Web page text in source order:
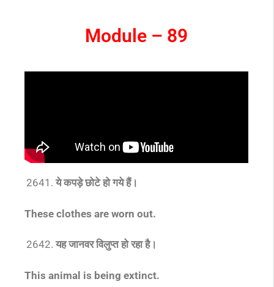
Module – 89
ये कपड़े छोटे हो गये हैं।
These clothes are worn out.
यह जानवर विलुप्त हो रहा है।
This animal is being extinct.